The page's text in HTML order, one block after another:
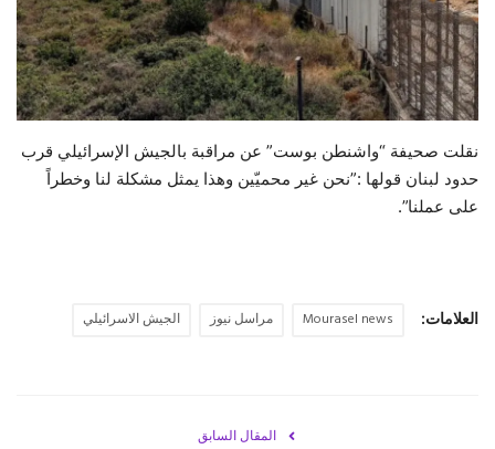
حياة
نقلت صحيفة “واشنطن بوست” عن مراقبة بالجيش الإسرائيلي قرب
حدود لبنان قولها :”نحن غير محميّين وهذا يمثل مشكلة لنا وخطراً
على عملنا”.
العلامات: Mourasel news مراسل نيوز الجيش الاسرائيلي
المقال السابق